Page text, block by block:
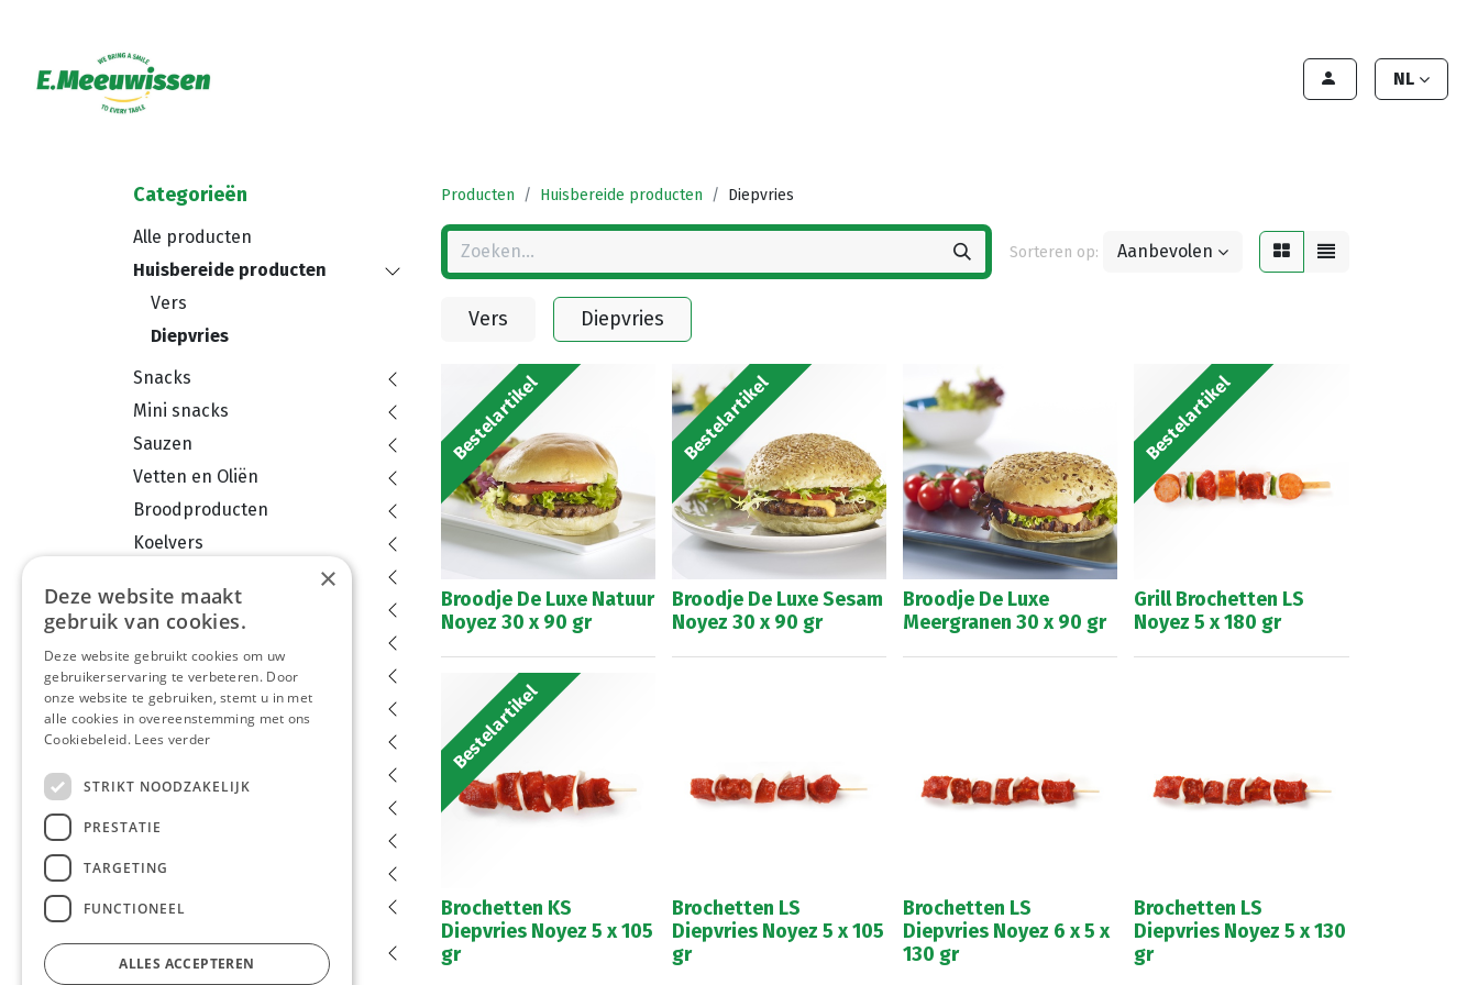
NL
Categorieën
Alle producten
Huisbereide producten
Vers
Diepvries
Snacks
Mini snacks
Sauzen
Vetten en Oliën
Broodproducten
Koelvers
Dranken
Diepvries
Dessert
Groenten en fruit
Kruiden
Snoepgoed
Hygiëne
Horecamateriaal en
toebehoren
Producten Huisbereide producten Diepvries
Sorteren op: Aanbevolen
Vers Diepvries
Bestelartikel
Broodje De Luxe Natuur
Noyez 30 x 90 gr
Bestelartikel
Broodje De Luxe Sesam
Noyez 30 x 90 gr
Broodje De Luxe
Meergranen 30 x 90 gr
Bestelartikel
Grill Brochetten LS
Noyez 5 x 180 gr
Bestelartikel
Brochetten KS
Diepvries Noyez 5 x 105
gr
Brochetten LS
Diepvries Noyez 5 x 105
gr
Brochetten LS
Diepvries Noyez 6 x 5 x
130 gr
Brochetten LS
Diepvries Noyez 5 x 130
gr
×
Deze website maakt
gebruik van cookies.
Deze website gebruikt cookies om uw
gebruikerservaring te verbeteren. Door
onze website te gebruiken, stemt u in met
alle cookies in overeenstemming met ons
Cookiebeleid. Lees verder
STRIKT NOODZAKELIJK
PRESTATIE
TARGETING
FUNCTIONEEL
ALLES ACCEPTEREN